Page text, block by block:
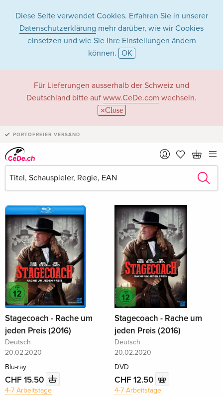
Diese Seite verwendet Cookies. Erfahren Sie in unserer
Datenschutzerklärung mehr darüber, wie wir Cookies
einsetzen und wie Sie Ihre Einstellungen ändern
können. OK
Für Lieferungen ausserhalb der Schweiz und
Deutschland bitte auf www.CeDe.com wechseln.
Close
PORTOFREIER VERSAND
Adkins Trace in
Filme - Alle Formate
Adkins Trace als Schauspieler/in
Alle 4 Treffer anzeigen
Stagecoach - Rache um
jeden Preis (2016)
Deutsch
20.02.2020
Blu-ray
CHF 15.50
4-7 Arbeitstage
Stagecoach - Rache um
jeden Preis (2016)
Deutsch
20.02.2020
DVD
CHF 12.50
4-7 Arbeitstage